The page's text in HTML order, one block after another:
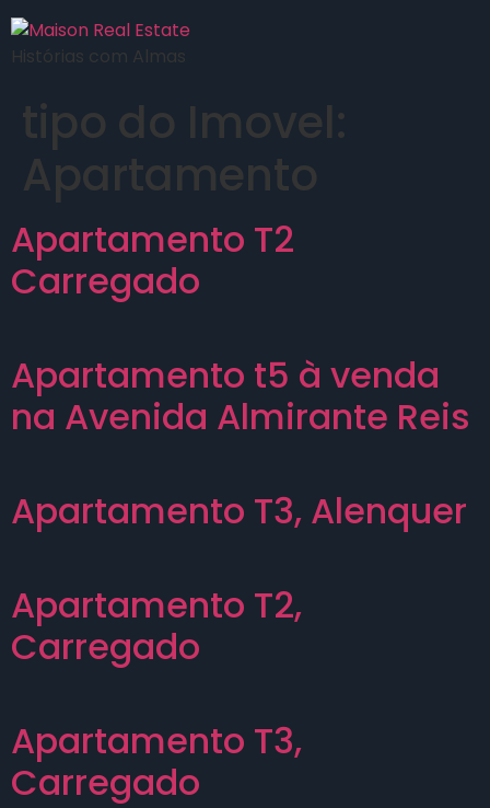
Histórias com Almas
tipo do Imovel:
Apartamento
Apartamento T2
Carregado
Apartamento t5 à venda
na Avenida Almirante Reis
Apartamento T3, Alenquer
Apartamento T2,
Carregado
Apartamento T3,
Carregado